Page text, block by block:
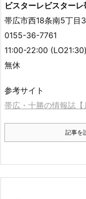
ビスターレビスターレ
帯広市西18条南5丁目
0155-36-7761
11:00-22:00 (LO21:30)
無休
参考サイト
帯広・十勝の情報誌【
記事を